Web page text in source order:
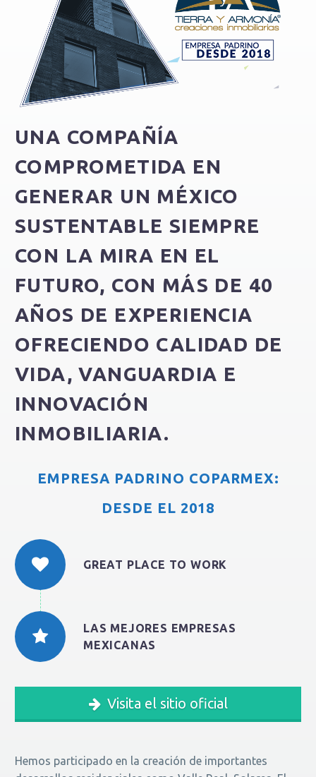
UNA COMPAÑÍA
COMPROMETIDA EN
GENERAR UN MÉXICO
SUSTENTABLE SIEMPRE
CON LA MIRA EN EL
FUTURO, CON MÁS DE 40
AÑOS DE EXPERIENCIA
OFRECIENDO CALIDAD DE
VIDA, VANGUARDIA E
INNOVACIÓN
INMOBILIARIA.
EMPRESA PADRINO COPARMEX:
DESDE EL 2018
GREAT PLACE TO WORK
LAS MEJORES EMPRESAS
MEXICANAS
Visita el sitio oficial
Hemos participado en la creación de importantes